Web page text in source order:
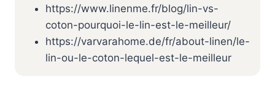
https://www.linenme.fr/blog/lin-vs-
coton-pourquoi-le-lin-est-le-meilleur/
https://varvarahome.de/fr/about-linen/le-
lin-ou-le-coton-lequel-est-le-meilleur